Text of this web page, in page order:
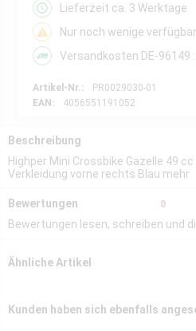
Lieferzeit ca. 3 Werktage
Nur noch wenige verfügbar
Versandkosten DE-96149
Artikel-Nr.:
PR0029030-01
EAN:
4056551191052
Beschreibung
Highper Mini Crossbike Gazelle 49
Verkleidung vorne rechts Blau mehr
Bewertungen 0
Bewertungen lesen, schreiben und
Ähnliche Artikel
Kunden haben sich ebenfalls